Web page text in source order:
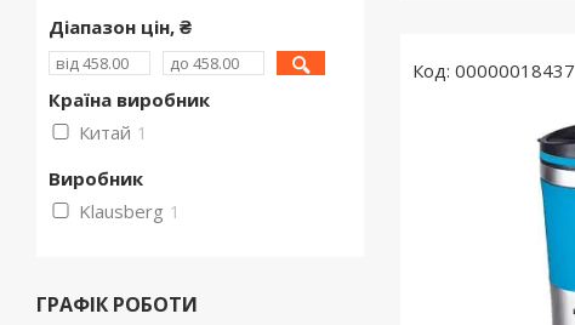
00000018437
Діапазон цін, ₴
Країна виробник
Китай 1
Виробник
Klausberg 1
ГРАФІК РОБОТИ